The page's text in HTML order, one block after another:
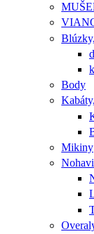
Body
Mikiny